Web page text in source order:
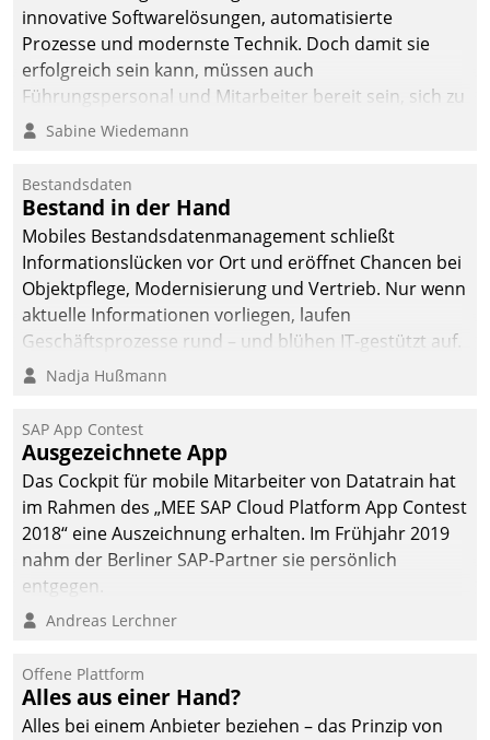
innovative Softwarelösungen, automatisierte
Prozesse und modernste Technik. Doch damit sie
erfolgreich sein kann, müssen auch
Führungspersonal und Mitarbeiter bereit sein, sich zu
verändern und anzupassen, sonst werden sie an ihr
Sabine Wiedemann
Bestandsdaten
Bestand in der Hand
Mobiles Bestandsdatenmanagement schließt
Informationslücken vor Ort und eröffnet Chancen bei
Objektpflege, Modernisierung und Vertrieb. Nur wenn
aktuelle Informationen vorliegen, laufen
Geschäftsprozesse rund – und blühen IT-gestützt auf.
Nadja Hußmann
SAP App Contest
Ausgezeichnete App
Das Cockpit für mobile Mitarbeiter von Datatrain hat
im Rahmen des „MEE SAP Cloud Platform App Contest
2018“ eine Auszeichnung erhalten. Im Frühjahr 2019
nahm der Berliner SAP-Partner sie persönlich
entgegen.
Andreas Lerchner
Offene Plattform
Alles aus einer Hand?
Alles bei einem Anbieter beziehen – das Prinzip von